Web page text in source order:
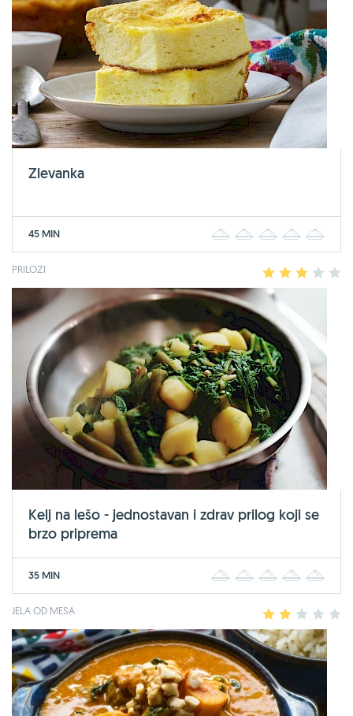
Zlevanka
45 MIN 2 3 4
PRILOZI 2 3 4
Kelj na lešo - jednostavan i zdrav prilog koji se
brzo priprema
35 MIN 2 3 4
JELA OD MESA 2 3 4